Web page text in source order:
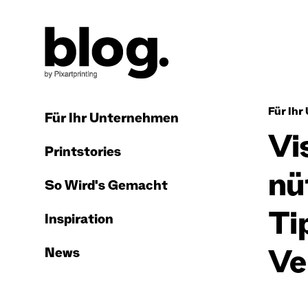
Für Ihr Unternehmen
Printstories
So Wird's Gemacht
Inspiration
News
Für Ihr